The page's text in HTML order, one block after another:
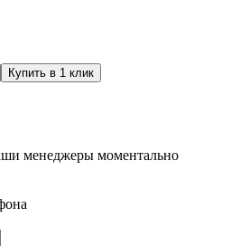
Купить в 1 клик
менеджеры моментально